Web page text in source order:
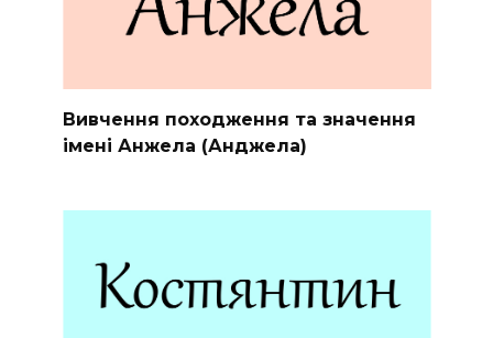
Вивчення походження та значення
імені Анжела (Анджела)